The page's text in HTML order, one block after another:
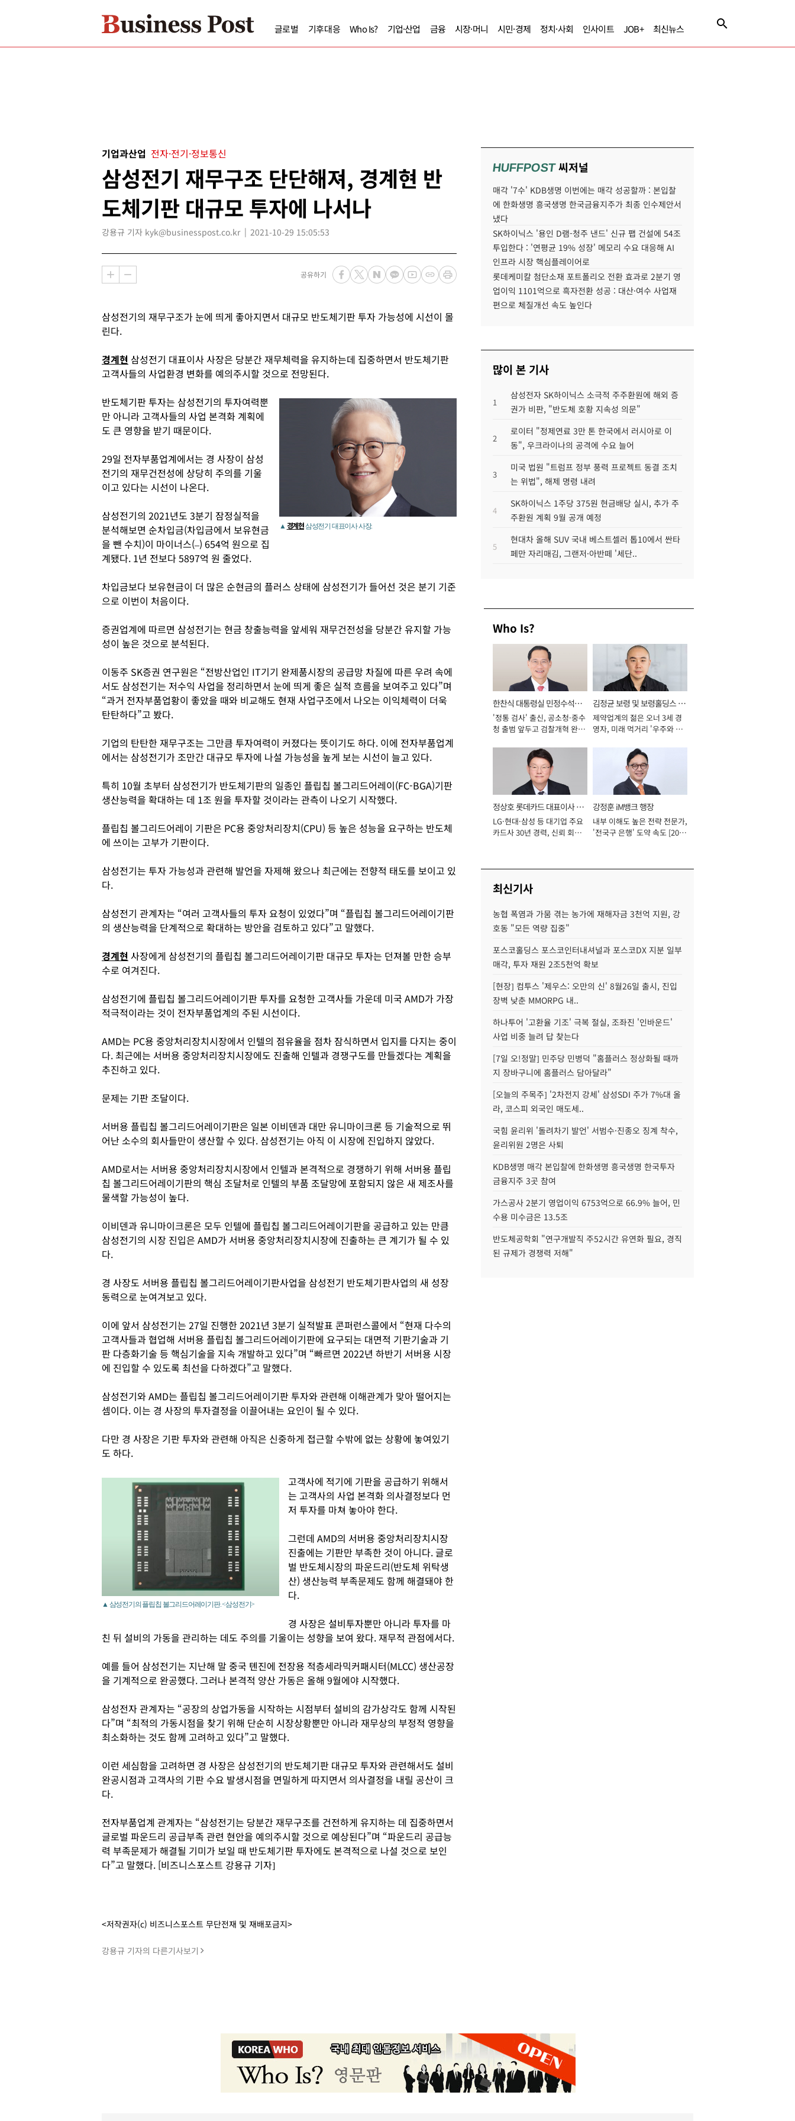
글로벌 기후대응 Who Is? 기업·산업 금융 시장·머니 시민·경제 정치·사회 인사이트 JOB+ 최신뉴스
기업과산업 전자·전기·정보통신
삼성전기 재무구조 단단해져, 경계현 반
도체기판 대규모 투자에 나서나
강용규 기자 kyk@businesspost.co.kr 2021-10-29 15:05:53
공유하기
삼성전기의 재무구조가 눈에 띄게 좋아지면서 대규모 반도체기판 투자 가능성에 시선이 몰
린다.
경계현 삼성전기 대표이사 사장은 당분간 재무체력을 유지하는데 집중하면서 반도체기판
고객사들의 사업환경 변화를 예의주시할 것으로 전망된다.
▲ 경계현삼성전기 대표이사 사장.
반도체기판 투자는 삼성전기의 투자여력뿐
만 아니라 고객사들의 사업 본격화 계획에
도 큰 영향을 받기 때문이다.
29일 전자부품업계에서는 경 사장이 삼성
전기의 재무건전성에 상당히 주의를 기울
이고 있다는 시선이 나온다.
삼성전기의 2021년도 3분기 잠정실적을
분석해보면 순차입금(차입금에서 보유현금
을 뺀 수치)이 마이너스(–) 654억 원으로 집
계됐다. 1년 전보다 5897억 원 줄었다.
차입금보다 보유현금이 더 많은 순현금의 플러스 상태에 삼성전기가 들어선 것은 분기 기준
으로 이번이 처음이다.
증권업계에 따르면 삼성전기는 현금 창출능력을 앞세워 재무건전성을 당분간 유지할 가능
성이 높은 것으로 분석된다.
이동주 SK증권 연구원은 “전방산업인 IT기기 완제품시장의 공급망 차질에 따른 우려 속에
서도 삼성전기는 저수익 사업을 정리하면서 눈에 띄게 좋은 실적 흐름을 보여주고 있다”며
“과거 전자부품업황이 좋았을 때와 비교해도 현재 사업구조에서 나오는 이익체력이 더욱
탄탄하다”고 봤다.
기업의 탄탄한 재무구조는 그만큼 투자여력이 커졌다는 뜻이기도 하다. 이에 전자부품업계
에서는 삼성전기가 조만간 대규모 투자에 나설 가능성을 높게 보는 시선이 늘고 있다.
특히 10월 초부터 삼성전기가 반도체기판의 일종인 플립칩 볼그리드어레이(FC-BGA)기판
생산능력을 확대하는 데 1조 원을 투자할 것이라는 관측이 나오기 시작했다.
플립칩 볼그리드어레이 기판은 PC용 중앙처리장치(CPU) 등 높은 성능을 요구하는 반도체
에 쓰이는 고부가 기판이다.
삼성전기는 투자 가능성과 관련해 발언을 자제해 왔으나 최근에는 전향적 태도를 보이고 있
다.
삼성전기 관계자는 “여러 고객사들의 투자 요청이 있었다”며 “플립칩 볼그리드어레이기판
의 생산능력을 단계적으로 확대하는 방안을 검토하고 있다”고 말했다.
경계현 사장에게 삼성전기의 플립칩 볼그리드어레이기판 대규모 투자는 던져볼 만한 승부
수로 여겨진다.
삼성전기에 플립칩 볼그리드어레이기판 투자를 요청한 고객사들 가운데 미국 AMD가 가장
적극적이라는 것이 전자부품업계의 주된 시선이다.
AMD는 PC용 중앙처리장치시장에서 인텔의 점유율을 점차 잠식하면서 입지를 다지는 중이
다. 최근에는 서버용 중앙처리장치시장에도 진출해 인텔과 경쟁구도를 만들겠다는 계획을
추진하고 있다.
문제는 기판 조달이다.
서버용 플립칩 볼그리드어레이기판은 일본 이비덴과 대만 유니마이크론 등 기술적으로 뛰
어난 소수의 회사들만이 생산할 수 있다. 삼성전기는 아직 이 시장에 진입하지 않았다.
AMD로서는 서버용 중앙처리장치시장에서 인텔과 본격적으로 경쟁하기 위해 서버용 플립
칩 볼그리드어레이기판의 핵심 조달처로 인텔의 부품 조달망에 포함되지 않은 새 제조사를
물색할 가능성이 높다.
이비덴과 유니마이크론은 모두 인텔에 플립칩 볼그리드어레이기판을 공급하고 있는 만큼
삼성전기의 시장 진입은 AMD가 서버용 중앙처리장치시장에 진출하는 큰 계기가 될 수 있
다.
경 사장도 서버용 플립칩 볼그리드어레이기판사업을 삼성전기 반도체기판사업의 새 성장
동력으로 눈여겨보고 있다.
이에 앞서 삼성전기는 27일 진행한 2021년 3분기 실적발표 콘퍼런스콜에서 “현재 다수의
고객사들과 협업해 서버용 플립칩 볼그리드어레이기판에 요구되는 대면적 기판기술과 기
판 다층화기술 등 핵심기술을 지속 개발하고 있다”며 “빠르면 2022년 하반기 서버용 시장
에 진입할 수 있도록 최선을 다하겠다”고 말했다.
삼성전기와 AMD는 플립칩 볼그리드어레이기판 투자와 관련해 이해관계가 맞아 떨어지는
셈이다. 이는 경 사장의 투자결정을 이끌어내는 요인이 될 수 있다.
다만 경 사장은 기판 투자와 관련해 아직은 신중하게 접근할 수밖에 없는 상황에 놓여있기
도 하다.
▲ 삼성전기의 플립칩 볼그리드어레이기판. <삼성전기>
고객사에 적기에 기판을 공급하기 위해서
는 고객사의 사업 본격화 의사결정보다 먼
저 투자를 마쳐 놓아야 한다.
그런데 AMD의 서버용 중앙처리장치시장
진출에는 기판만 부족한 것이 아니다. 글로
벌 반도체시장의 파운드리(반도체 위탁생
산) 생산능력 부족문제도 함께 해결돼야 한
다.
경 사장은 설비투자뿐만 아니라 투자를 마
친 뒤 설비의 가동을 관리하는 데도 주의를 기울이는 성향을 보여 왔다. 재무적 관점에서다.
예를 들어 삼성전기는 지난해 말 중국 톈진에 전장용 적층세라믹커패시터(MLCC) 생산공장
을 기계적으로 완공했다. 그러나 본격적 양산 가동은 올해 9월에야 시작했다.
삼성전자 관계자는 “공장의 상업가동을 시작하는 시점부터 설비의 감가상각도 함께 시작된
다”며 “최적의 가동시점을 찾기 위해 단순히 시장상황뿐만 아니라 재무상의 부정적 영향을
최소화하는 것도 함께 고려하고 있다”고 말했다.
이런 세심함을 고려하면 경 사장은 삼성전기의 반도체기판 대규모 투자와 관련해서도 설비
완공시점과 고객사의 기판 수요 발생시점을 면밀하게 따지면서 의사결정을 내릴 공산이 크
다.
전자부품업계 관계자는 “삼성전기는 당분간 재무구조를 건전하게 유지하는 데 집중하면서
글로벌 파운드리 공급부족 관련 현안을 예의주시할 것으로 예상된다”며 “파운드리 공급능
력 부족문제가 해결될 기미가 보일 때 반도체기판 투자에도 본격적으로 나설 것으로 보인
다”고 말했다. [비즈니스포스트 강용규 기자]
<저작권자(c) 비즈니스포스트 무단전재 및 재배포금지>
강용규 기자의 다른기사보기
HUFFPOST씨저널
매각 '7수' KDB생명 이번에는 매각 성공할까 : 본입찰
에 한화생명 흥국생명 한국금융지주가 최종 인수제안서
냈다
SK하이닉스 '용인 D램-청주 낸드' 신규 팹 건설에 54조
투입한다 : '연평균 19% 성장' 메모리 수요 대응해 AI
인프라 시장 핵심플레이어로
롯데케미칼 첨단소재 포트폴리오 전환 효과로 2분기 영
업이익 1101억으로 흑자전환 성공 : 대산·여수 사업재
편으로 체질개선 속도 높인다
많이 본 기사
1
삼성전자 SK하이닉스 소극적 주주환원에 해외 증
권가 비판, "반도체 호황 지속성 의문"
2
로이터 "정제연료 3만 톤 한국에서 러시아로 이
동", 우크라이나의 공격에 수요 늘어
3
미국 법원 "트럼프 정부 풍력 프로젝트 동결 조치
는 위법", 해제 명령 내려
4
SK하이닉스 1주당 375원 현금배당 실시, 추가 주
주환원 계획 9월 공개 예정
5
현대차 올해 SUV 국내 베스트셀러 톱10에서 싼타
페만 자리매김, 그랜저·아반떼 '세단..
Who Is?
한찬식 대통령실 민정수석비
서관
'정통 검사' 출신, 공소청·중수
청 출범 앞두고 검찰개혁 완수
김정균 보령 및 보령홀딩스 대
표이사 사장
제약업계의 젊은 오너 3세 경
영자, 미래 먹거리 '우주와 헬
정상호 롯데카드 대표이사 사
장
LG·현대·삼성 등 대기업 주요
카드사 30년 경력, 신뢰 회복
강정훈 iM뱅크 행장
내부 이해도 높은 전략 전문가,
'전국구 은행' 도약 속도 [2026
최신기사
농협 폭염과 가뭄 겪는 농가에 재해자금 3천억 지원, 강
호동 "모든 역량 집중"
포스코홀딩스 포스코인터내셔널과 포스코DX 지분 일부
매각, 투자 재원 2조5천억 확보
[현장] 컴투스 '제우스: 오만의 신' 8월26일 출시, 진입
장벽 낮춘 MMORPG 내..
하나투어 '고환율 기조' 극복 절실, 조좌진 '인바운드'
사업 비중 늘려 답 찾는다
[7일 오!정말] 민주당 민병덕 "홈플러스 정상화될 때까
지 장바구니에 홈플러스 담아달라"
[오늘의 주목주] '2차전지 강세' 삼성SDI 주가 7%대 올
라, 코스피 외국인 매도세..
국힘 윤리위 '돌려차기 발언' 서범수·진종오 징계 착수,
윤리위원 2명은 사퇴
KDB생명 매각 본입찰에 한화생명 흥국생명 한국투자
금융지주 3곳 참여
가스공사 2분기 영업이익 6753억으로 66.9% 늘어, 민
수용 미수금은 13.5조
반도체공학회 "연구개발직 주52시간 유연화 필요, 경직
된 규제가 경쟁력 저해"